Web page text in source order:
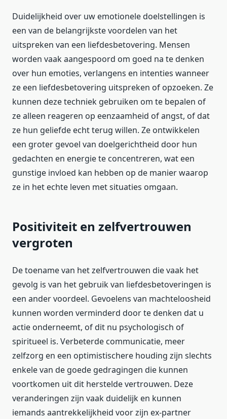
Duidelijkheid over uw emotionele doelstellingen is
een van de belangrijkste voordelen van het
uitspreken van een liefdesbetovering. Mensen
worden vaak aangespoord om goed na te denken
over hun emoties, verlangens en intenties wanneer
ze een liefdesbetovering uitspreken of opzoeken. Ze
kunnen deze techniek gebruiken om te bepalen of
ze alleen reageren op eenzaamheid of angst, of dat
ze hun geliefde echt terug willen. Ze ontwikkelen
een groter gevoel van doelgerichtheid door hun
gedachten en energie te concentreren, wat een
gunstige invloed kan hebben op de manier waarop
ze in het echte leven met situaties omgaan.
Positiviteit en zelfvertrouwen
vergroten
De toename van het zelfvertrouwen die vaak het
gevolg is van het gebruik van liefdesbetoveringen is
een ander voordeel. Gevoelens van machteloosheid
kunnen worden verminderd door te denken dat u
actie onderneemt, of dit nu psychologisch of
spiritueel is. Verbeterde communicatie, meer
zelfzorg en een optimistischere houding zijn slechts
enkele van de goede gedragingen die kunnen
voortkomen uit dit herstelde vertrouwen. Deze
veranderingen zijn vaak duidelijk en kunnen
iemands aantrekkelijkheid voor zijn ex-partner